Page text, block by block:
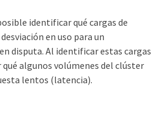
identificar qué cargas de
en uso para un
disputa. Al identificar estas cargas
algunos volúmenes del clúster
lentos (latencia).